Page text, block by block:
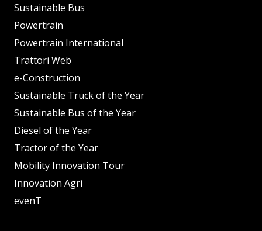
Sustainable Bus
Powertrain
Powertrain International
Trattori Web
e-Construction
Sustainable Truck of the Year
Sustainable Bus of the Year
Diesel of the Year
Tractor of the Year
Mobility Innovation Tour
Innovation Agri
evenT